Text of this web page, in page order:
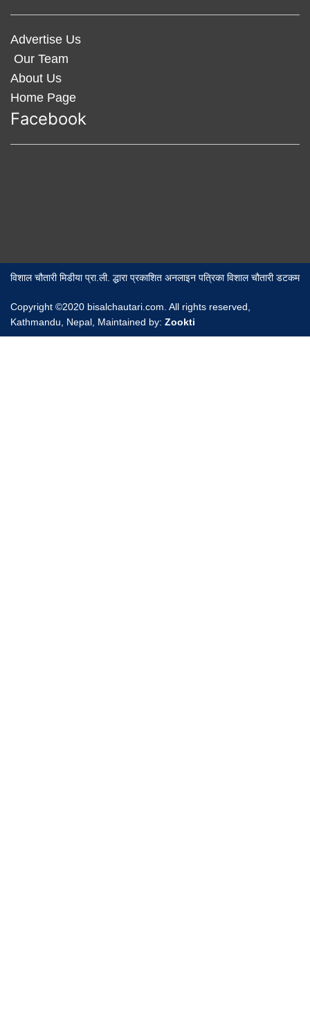
Advertise Us
Our Team
About Us
Home Page
Facebook
विशाल चौतारी मिडीया प्रा.ली. द्धारा प्रकाशित अनलाइन पत्रिका विशाल चौतारी डटकम
Copyright ©2020 bisalchautari.com. All rights reserved,
Kathmandu, Nepal, Maintained by: Zookti